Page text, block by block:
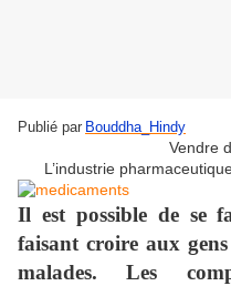
Publié par Bouddha_Hindy
Vendre
L’industrie
Il est possible de se
faisant croire aux
malades. Les